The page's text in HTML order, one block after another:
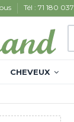
Tél : 71 180 037
CHEVEUX